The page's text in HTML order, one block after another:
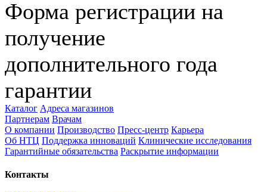
Форма регистрации на
получение
дополнительного года
гарантии
Каталог Адреса магазинов
Партнерам Врачам
О компании Производство Пресс-центр Карьера
Об НТЦ Поддержка инноваций Клинические исследования
Гарантийные обязательства Раскрытие информации
Контакты